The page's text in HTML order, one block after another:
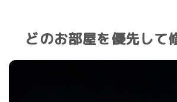
どのお部屋を優先して